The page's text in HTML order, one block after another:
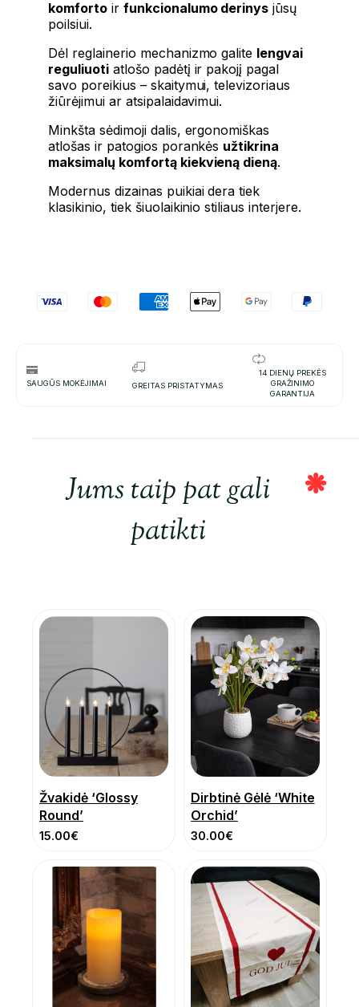
komfortoir funkcionalumo derinys jūsų
poilsiui.
Dėl reglainerio mechanizmo galite lengvai
reguliuotiatlošo padėtį ir pakojį pagal
savo poreikius – skaitymui, televizoriaus
žiūrėjimui ar atsipalaidavimui.
Minkšta sėdimoji dalis, ergonomiškas
atlošas ir patogios porankės užtikrina
maksimalų komfortą kiekvieną dieną.
Modernus dizainas puikiai dera tiek
klasikinio, tiek šiuolaikinio stiliaus interjere.
SAUGŪS MOKĖJIMAI GREITAS PRISTATYMAS
14 DIENŲ PREKĖS
GRAŽINIMO
GARANTIJA
Jums taip pat gali
patikti
Žvakidė ‘Glossy
Round’
15.00€
Dirbtinė Gėlė ‘White
Orchid’
30.00€